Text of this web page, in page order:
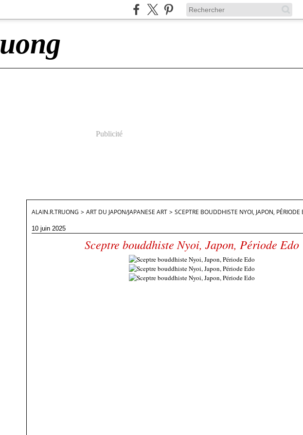
Publicité
ALAIN.R.TRUONG > ART DU JAPON/JAPANESE ART > SCEPTRE BOUDDHISTE NYOI, JAPON, PÉRIODE
10 juin 2025
Sceptre bouddhiste Nyoi, Japon, Période Edo